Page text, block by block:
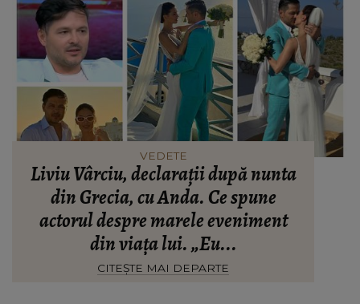
VEDETE
Liviu Vârciu, declarații după nunta
din Grecia, cu Anda. Ce spune
actorul despre marele eveniment
din viața lui. „Eu...
CITEȘTE MAI DEPARTE